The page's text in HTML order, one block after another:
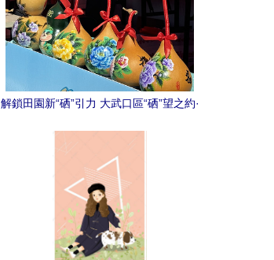
解鎖田園新“硒”引力 大武口區“硒”望之約·